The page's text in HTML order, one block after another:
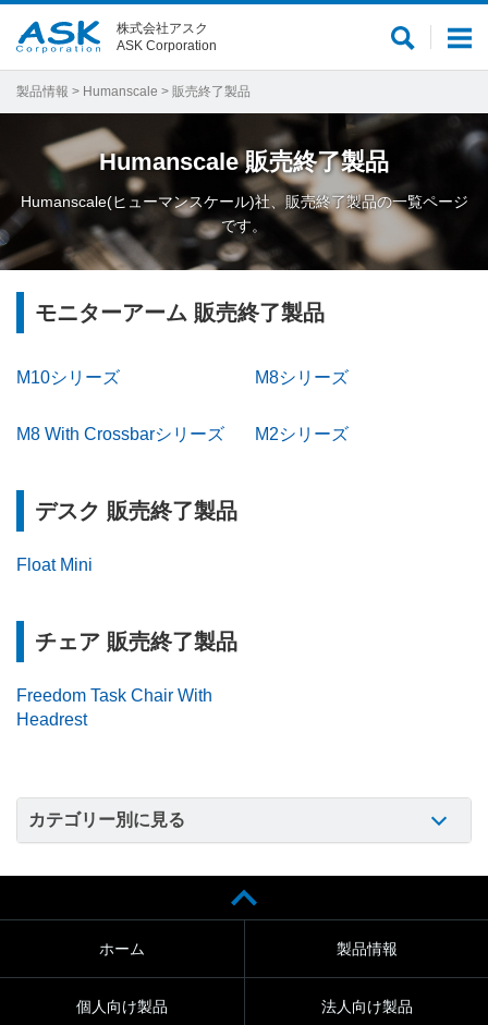
メ
ー
サ
内
株式会社アスク
ASK Corporation
製品情報 > Humanscale > 販売終了製品
Humanscale 販売終了製品
Humanscale(ヒューマンスケール)社、販売終了製品の一覧ページ
です。
モニターアーム 販売終了製品
M10シリーズ M8シリーズ
M8 With Crossbarシリーズ M2シリーズ
デスク 販売終了製品
Float Mini
チェア 販売終了製品
Freedom Task Chair With
Headrest
カテゴリー別に見る
ホーム 製品情報
個人向け製品 法人向け製品